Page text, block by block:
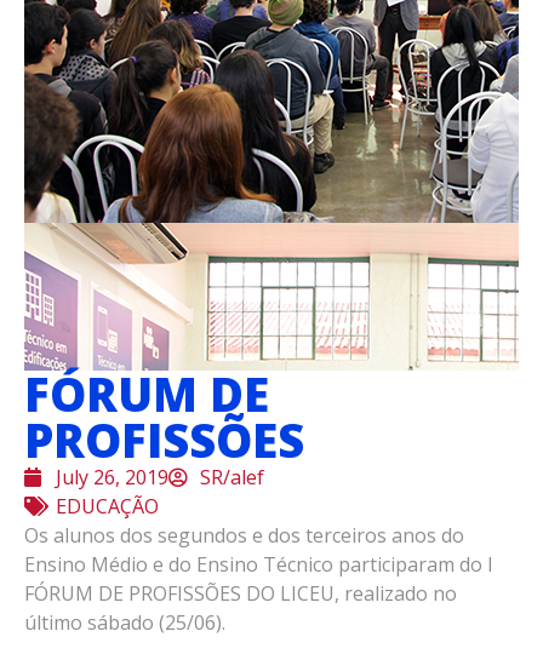
FÓRUM DE
PROFISSÕES
July 26, 2019
SR/alef
EDUCAÇÃO
Os alunos dos segundos e dos terceiros anos do
Ensino Médio e do Ensino Técnico participaram do I
FÓRUM DE PROFISSÕES DO LICEU, realizado no
último sábado (25/06).